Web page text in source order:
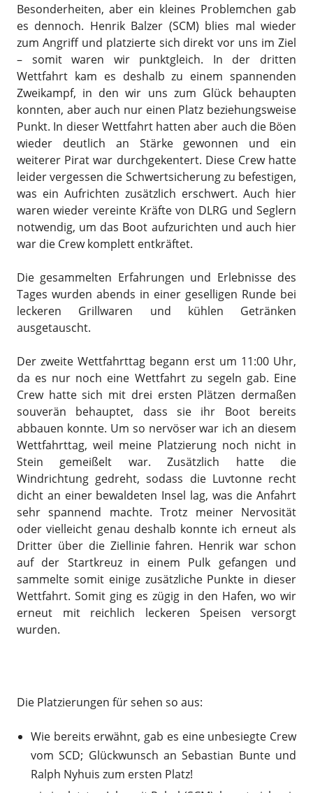
Besonderheiten, aber ein kleines Problemchen gab
es dennoch. Henrik Balzer (SCM) blies mal wieder
zum Angriff und platzierte sich direkt vor uns im Ziel
– somit waren wir punktgleich. In der dritten
Wettfahrt kam es deshalb zu einem spannenden
Zweikampf, in den wir uns zum Glück behaupten
konnten, aber auch nur einen Platz beziehungsweise
Punkt. In dieser Wettfahrt hatten aber auch die Böen
wieder deutlich an Stärke gewonnen und ein
weiterer Pirat war durchgekentert. Diese Crew hatte
leider vergessen die Schwertsicherung zu befestigen,
was ein Aufrichten zusätzlich erschwert. Auch hier
waren wieder vereinte Kräfte von DLRG und Seglern
notwendig, um das Boot aufzurichten und auch hier
war die Crew komplett entkräftet.
Die gesammelten Erfahrungen und Erlebnisse des
Tages wurden abends in einer geselligen Runde bei
leckeren Grillwaren und kühlen Getränken
ausgetauscht.
Der zweite Wettfahrttag begann erst um 11:00 Uhr,
da es nur noch eine Wettfahrt zu segeln gab. Eine
Crew hatte sich mit drei ersten Plätzen dermaßen
souverän behauptet, dass sie ihr Boot bereits
abbauen konnte. Um so nervöser war ich an diesem
Wettfahrttag, weil meine Platzierung noch nicht in
Stein gemeißelt war. Zusätzlich hatte die
Windrichtung gedreht, sodass die Luvtonne recht
dicht an einer bewaldeten Insel lag, was die Anfahrt
sehr spannend machte. Trotz meiner Nervosität
oder vielleicht genau deshalb konnte ich erneut als
Dritter über die Ziellinie fahren. Henrik war schon
auf der Startkreuz in einem Pulk gefangen und
sammelte somit einige zusätzliche Punkte in dieser
Wettfahrt. Somit ging es zügig in den Hafen, wo wir
erneut mit reichlich leckeren Speisen versorgt
wurden.
Die Platzierungen für sehen so aus:
Wie bereits erwähnt, gab es eine unbesiegte Crew
vom SCD; Glückwunsch an Sebastian Bunte und
Ralph Nyhuis zum ersten Platz!